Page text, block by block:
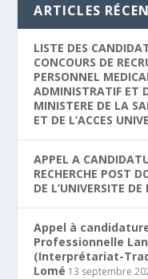
ARTICLES
LISTE DES
CONCOURS DE
PERSONNEL
ADMINISTRATIF ET
MINISTERE DE LA
ET DE L’ACCES
APPEL A
RECHERCHE POST
DE L’UNIVERSITE DE
Appel à
Professionnelle
(Interprétariat-
Lomé 13 septembre